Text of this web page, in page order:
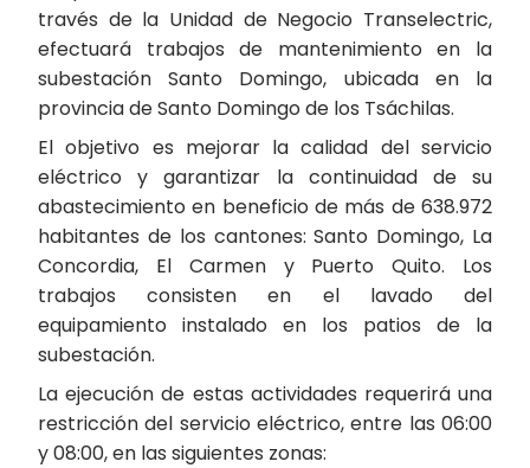
través de la Unidad de Negocio Transelectric,
efectuará trabajos de mantenimiento en la
subestación Santo Domingo, ubicada en la
provincia de Santo Domingo de los Tsáchilas.
El objetivo es mejorar la calidad del servicio
eléctrico y garantizar la continuidad de su
abastecimiento en beneficio de más de 638.972
habitantes de los cantones: Santo Domingo, La
Concordia, El Carmen y Puerto Quito. Los
trabajos consisten en el lavado del
equipamiento instalado en los patios de la
subestación.
La ejecución de estas actividades requerirá una
restricción del servicio eléctrico, entre las 06:00
y 08:00, en las siguientes zonas: